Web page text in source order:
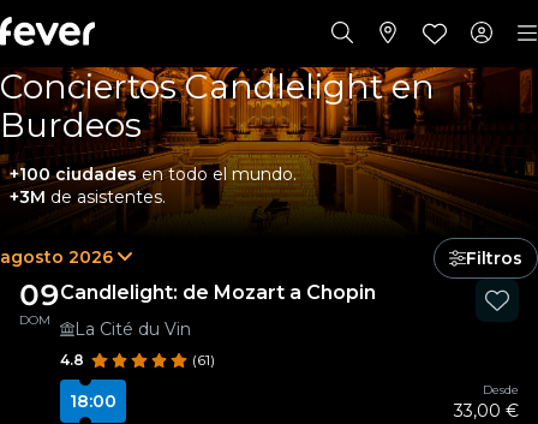
Conciertos Candlelight en
Burdeos
+100 ciudadesen todo el mundo.
+3M de asistentes.
agosto 2026 Filtros
09
DOM
Candlelight: de Mozart a Chopin
La Cité du Vin
4.8 (61)
18:00
Desde
33,00 €